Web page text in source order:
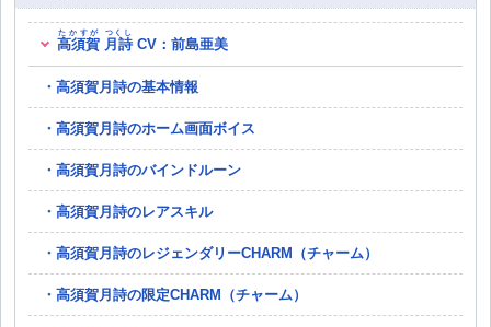
高須賀
たかすが
月詩
つくし
CV：前島亜美
高須賀月詩の基本情報
高須賀月詩のホーム画面ボイス
高須賀月詩のバインドルーン
高須賀月詩のレアスキル
高須賀月詩のレジェンダリーCHARM（チャーム）
高須賀月詩の限定CHARM（チャーム）